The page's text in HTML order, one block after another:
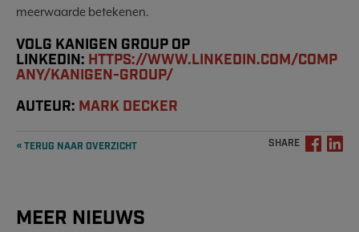
meerwaarde betekenen.
VOLG KANIGEN GROUP OP
LINKEDIN: HTTPS://WWW.LINKEDIN.COM/COMP
ANY/KANIGEN-GROUP/
AUTEUR: MARK DECKER
« TERUG NAAR OVERZICHT SHARE
MEER NIEUWS